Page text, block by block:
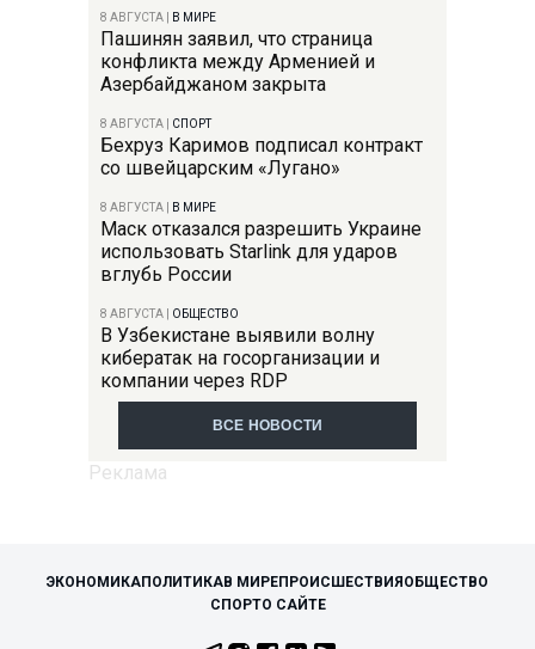
8 АВГУСТА В МИРЕ
Пашинян заявил, что страница
конфликта между Арменией и
Азербайджаном закрыта
8 АВГУСТА СПОРТ
Бехруз Каримов подписал контракт
со швейцарским «Лугано»
8 АВГУСТА В МИРЕ
Маск отказался разрешить Украине
использовать Starlink для ударов
вглубь России
8 АВГУСТА ОБЩЕСТВО
В Узбекистане выявили волну
кибератак на госорганизации и
компании через RDP
ВСЕ НОВОСТИ
ЭКОНОМИКАПОЛИТИКАВ МИРЕПРОИСШЕСТВИЯОБЩЕСТВО
СПОРТО САЙТЕ